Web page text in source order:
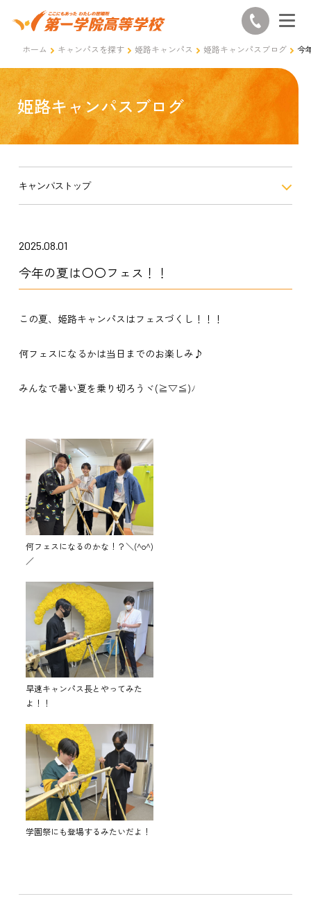
ホーム キャンパスを探す 姫路キャンパス 姫路キャンパスブログ 今
姫路キャンパスブログ
キャンパストップ
2025.08.01
今年の夏は〇〇フェス！！
この夏、姫路キャンパスはフェスづくし！！！
何フェスになるかは当日までのお楽しみ♪
みんなで暑い夏を乗り切ろうヾ(≧▽≦)ﾉ
何フェスになるのかな！？＼(^o^)
／
早速キャンパス長とやってみた
よ！！
学園祭にも登場するみたいだよ！